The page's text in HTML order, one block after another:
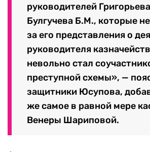
руководителей
Булгучева Б.М., которые
за его представления о
руководителя
невольно стал
преступной схемы», —
защитники Юсупова,
же самое в равной мере
Венеры Шариповой.